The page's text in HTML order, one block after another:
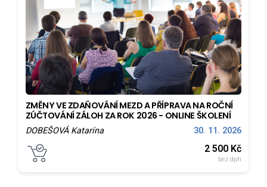
ZMĚNY VE ZDAŇOVÁNÍ MEZD A PŘÍPRAVA NA ROČNÍ
ZÚČTOVÁNÍ ZÁLOH ZA ROK 2026 - ONLINE ŠKOLENÍ
DOBEŠOVÁ Katarína 30. 11. 2026
2 500 Kč
bez dph